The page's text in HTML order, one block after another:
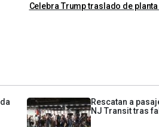
Celebra Trump traslado de
Rescatan a
NJ Transit tras